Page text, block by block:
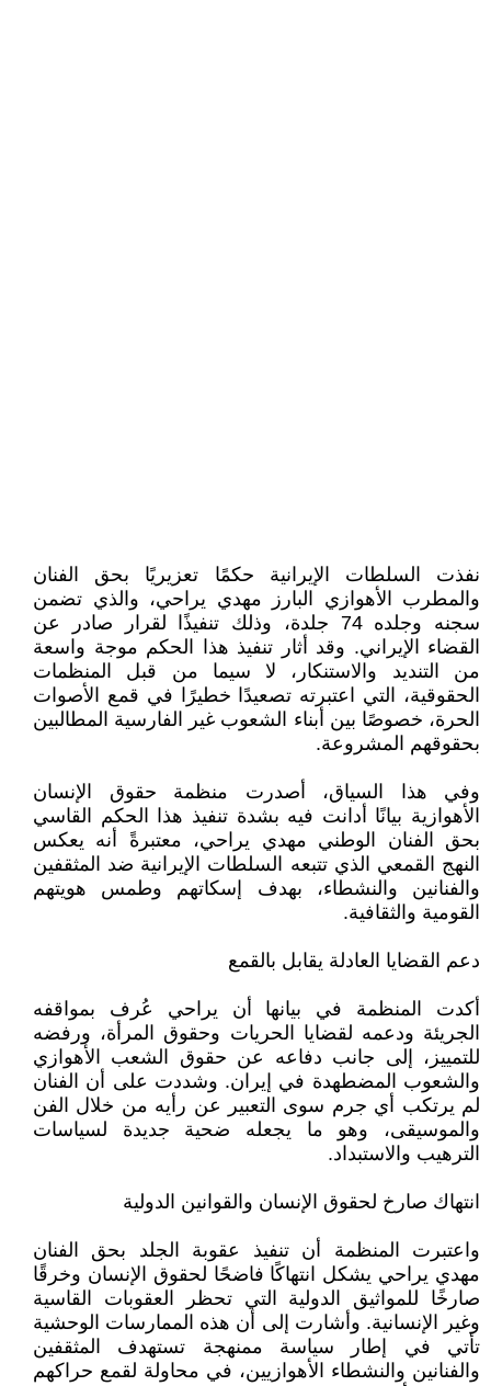
نفذت السلطات الإيرانية حكمًا تعزيريًا بحق الفنان
والمطرب الأهوازي البارز مهدي يراحي، والذي تضمن
سجنه وجلده 74 جلدة، وذلك تنفيذًا لقرار صادر عن
القضاء الإيراني. وقد أثار تنفيذ هذا الحكم موجة واسعة
من التنديد والاستنكار، لا سيما من قبل المنظمات
الحقوقية، التي اعتبرته تصعيدًا خطيرًا في قمع الأصوات
الحرة، خصوصًا بين أبناء الشعوب غير الفارسية المطالبين
بحقوقهم المشروعة.
وفي هذا السياق، أصدرت منظمة حقوق الإنسان
الأهوازية بيانًا أدانت فيه بشدة تنفيذ هذا الحكم القاسي
بحق الفنان الوطني مهدي يراحي، معتبرةً أنه يعكس
النهج القمعي الذي تتبعه السلطات الإيرانية ضد المثقفين
والفنانين والنشطاء، بهدف إسكاتهم وطمس هويتهم
القومية والثقافية.
دعم القضايا العادلة يقابل بالقمع
أكدت المنظمة في بيانها أن يراحي عُرف بمواقفه
الجريئة ودعمه لقضايا الحريات وحقوق المرأة، ورفضه
للتمييز، إلى جانب دفاعه عن حقوق الشعب الأهوازي
والشعوب المضطهدة في إيران. وشددت على أن الفنان
لم يرتكب أي جرم سوى التعبير عن رأيه من خلال الفن
والموسيقى، وهو ما يجعله ضحية جديدة لسياسات
الترهيب والاستبداد.
انتهاك صارخ لحقوق الإنسان والقوانين الدولية
واعتبرت المنظمة أن تنفيذ عقوبة الجلد بحق الفنان
مهدي يراحي يشكل انتهاكًا فاضحًا لحقوق الإنسان وخرقًا
صارخًا للمواثيق الدولية التي تحظر العقوبات القاسية
وغير الإنسانية. وأشارت إلى أن هذه الممارسات الوحشية
تأتي في إطار سياسة ممنهجة تستهدف المثقفين
والفنانين والنشطاء الأهوازيين، في محاولة لقمع حراكهم